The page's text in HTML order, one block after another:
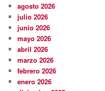
agosto 2026
julio 2026
junio 2026
mayo 2026
abril 2026
marzo 2026
febrero 2026
enero 2026